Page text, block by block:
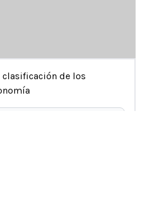
clasificación de los